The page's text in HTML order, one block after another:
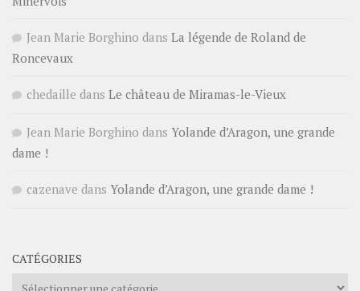
Jean Marie Borghino dans La légende de Roland de
Roncevaux
chedaille dans Le château de Miramas-le-Vieux
Jean Marie Borghino dans Yolande d’Aragon, une grande
dame !
cazenave dans Yolande d’Aragon, une grande dame !
CATÉGORIES
Catégories